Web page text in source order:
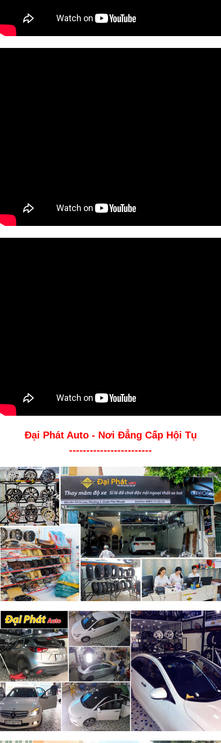
Đại Phát Auto - Nơi Đẳng Cấp Hội Tụ
------------------------